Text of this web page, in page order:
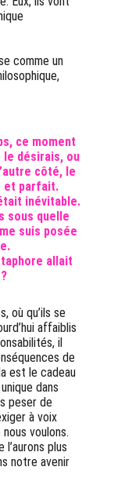
comme un
ce moment
le désirais, ou
côté, le
et parfait.
inévitable.
sous quelle
suis posée
allait
où qu’ils se
affaiblis
il
de
est le cadeau
dans
peser de
à voix
voulons.
plus
notre avenir